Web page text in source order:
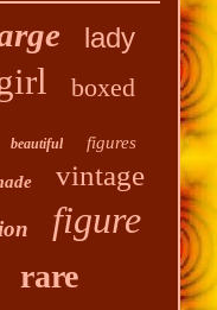
lady
boxed
beautiful figures
vintage
figure
rare